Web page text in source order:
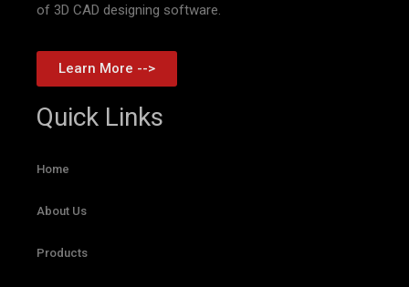
of 3D CAD designing software.
Learn More -->
Quick Links
Home
About Us
Products